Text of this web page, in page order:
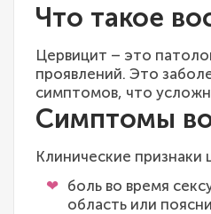
Что такое
Цервицит – это
проявлений. Это
симптомов, что
Симптомы
Клинические признаки
боль во время
область или